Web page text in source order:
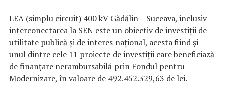
LEA (simplu circuit) 400 kV Gădălin – Suceava, inclusiv
interconectarea la SEN este un obiectiv de investiții de
utilitate publică și de interes național, acesta fiind și
unul dintre cele 11 proiecte de investiții care beneficiază
de finanțare nerambursabilă prin Fondul pentru
Modernizare, în valoare de 492.452.329,63 de lei.